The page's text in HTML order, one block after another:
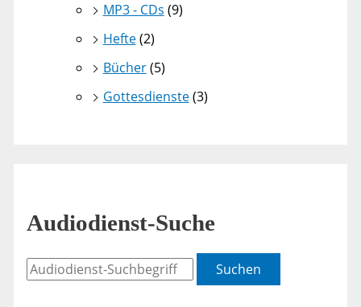
MP3 - CDs (9)
Hefte(2)
Bücher(5)
Gottesdienste(3)
Audiodienst-Suche
Suchen